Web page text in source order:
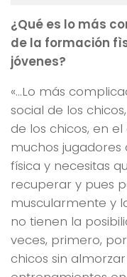
¿Qué es lo más
de la formación
jóvenes?
«…Lo más
social de los
de los chicos, en
muchos
física y necesitas
recuperar y pues
muscularmente y
no tienen la
veces, primero,
chicos sin